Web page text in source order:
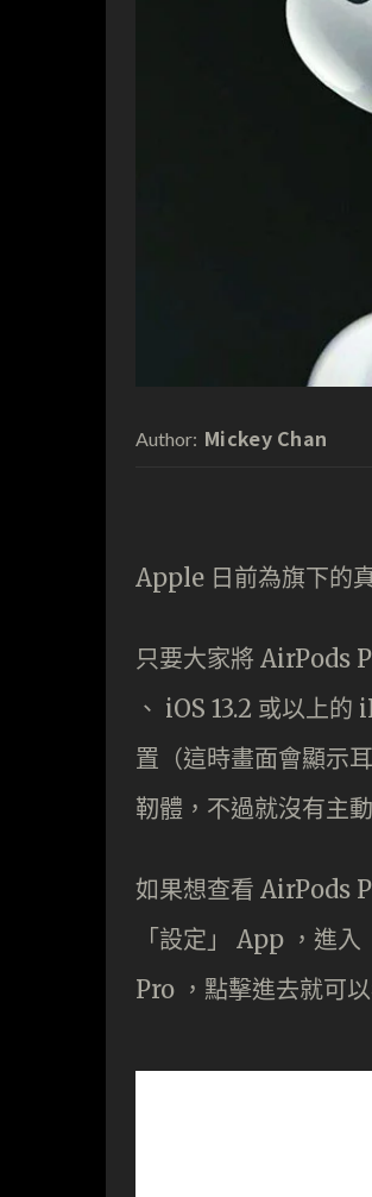
Author: Mickey Chan
Apple 日前為旗下的
只要大家將 AirPods
、 iOS 13.2 或以上
置（這時畫面會顯示
靭體，不過就沒有主
如果想查看 AirPods
「設定」 App ，進
Pro ，點擊進去就可